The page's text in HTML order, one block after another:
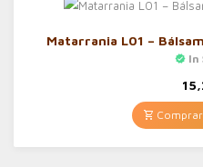
Matarrania L01 –
In